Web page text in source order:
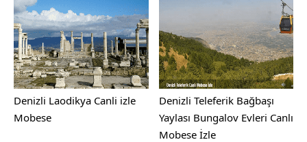
Denizli Laodikya Canli izle
Mobese
Denizli Teleferik Bağbaşı
Yaylası Bungalov Evleri Canlı
Mobese İzle